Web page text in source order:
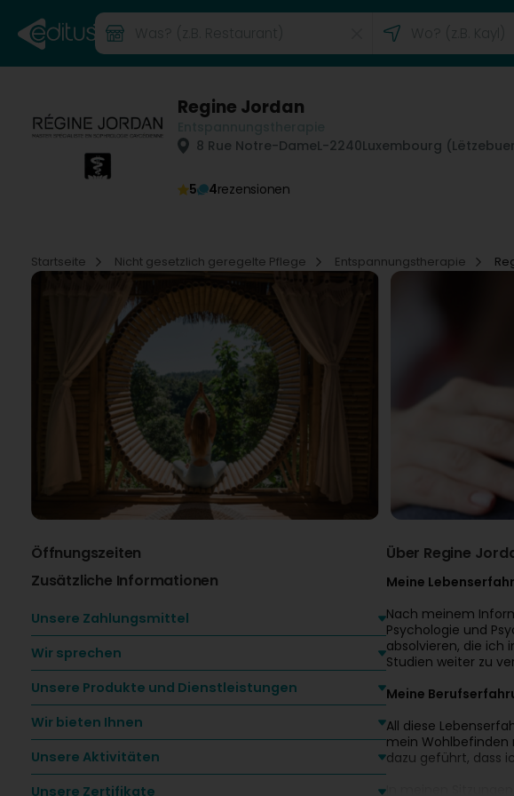
Regine Jordan
8 Rue Notre-DameL-2240Luxembourg
5 4rezensionen
Startseite
Nicht gesetzlich geregelte Pflege Entspannungstherapie
Öffnungszeiten
Zusätzliche Informationen
Unsere Zahlungsmittel
Wir sprechen
Unsere Produkte und Dienstleistungen
Wir bieten Ihnen
Unsere Aktivitäten
Unsere Zertifikate
Über Regine
Meine
Nach meinem
Psychologie und
absolvieren, die ich
Studien weiter zu
Meine
All diese
mein Wohlbefinden
dazu geführt, dass